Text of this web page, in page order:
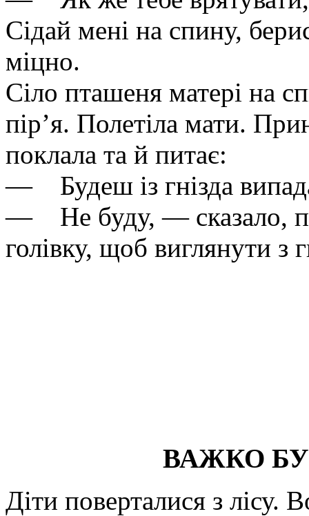
Сідай мені на спину,
міцно.
Сіло пташеня матері на
пір’я. Полетіла мати.
поклала та й питає:
— Будеш із гнізда
— Не буду, — сказало,
голівку, щоб виглянути з
ВАЖКО
Діти поверталися з лісу.